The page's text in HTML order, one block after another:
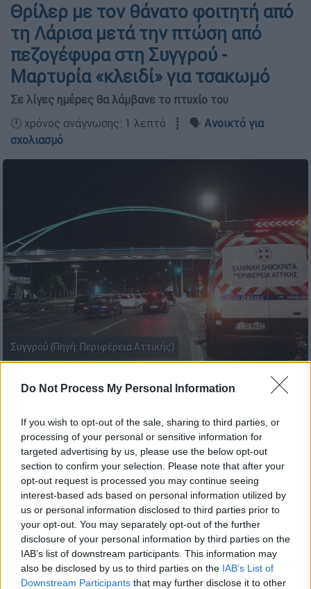
Do Not Process My Personal Information
If you wish to opt-out of the sale, sharing to third parties, or
processing of your personal or sensitive information for
targeted advertising by us, please use the below opt-out
section to confirm your selection. Please note that after your
opt-out request is processed you may continue seeing
interest-based ads based on personal information utilized by
us or personal information disclosed to third parties prior to
your opt-out. You may separately opt-out of the further
disclosure of your personal information by third parties on the
IAB’s list of downstream participants. This information may
also be disclosed by us to third parties on the IAB’s List of
Downstream Participants that may further disclose it to other
Θρίλερ με τον θάνατο φοιτητή από
τη Λάρισα μετά την πτώση από
πεζογέφυρα στη Συγγρού -
Μαρτυρία «κλειδί» για τσακωμό
Σε λίγες ημέρες θα λάμβανε το πτυχίο του
🕛 χρόνος ανάγνωσης: 1 λεπτό ┋ 🗣️ Ανοικτό για
σχολιασμό
Συγγρού (Πηγή: Περιφέρεια Αττικής)
Προσθέστε το ΕΘΝΟΣ στη Google
Πέπλο μυστηρίου καλύπτει τονθάνατο ενός
26χρονουφοιτητή από τηΛάρισα, ο οποίος
έπεσε από τηνπεζογέφυραστη διάβαση της
Συγγρούμε τηΔαβάκη, στηνΑθήνα.
Ηαστυνομίααναζητά βιντεοληπτικό υλικό
προκειμένου να ρίξει «φως» στην υπόθεση.
Μεταφέρθηκε χωρίς τις αισθήσεις του στο
νοσοκομείο « Ευαγγελισμός».